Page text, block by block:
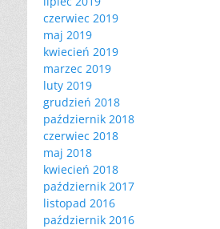
czerwiec 2019
maj 2019
kwiecień 2019
marzec 2019
luty 2019
grudzień 2018
październik 2018
czerwiec 2018
maj 2018
kwiecień 2018
październik 2017
listopad 2016
październik 2016